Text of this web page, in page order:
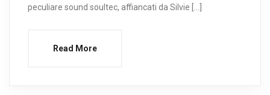
peculiare sound soultec, affiancati da Silvie […]
Read More